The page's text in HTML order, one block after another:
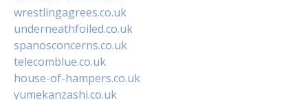
wrestlingagrees.co.uk
underneathfoiled.co.uk
spanosconcerns.co.uk
telecomblue.co.uk
house-of-hampers.co.uk
yumekanzashi.co.uk